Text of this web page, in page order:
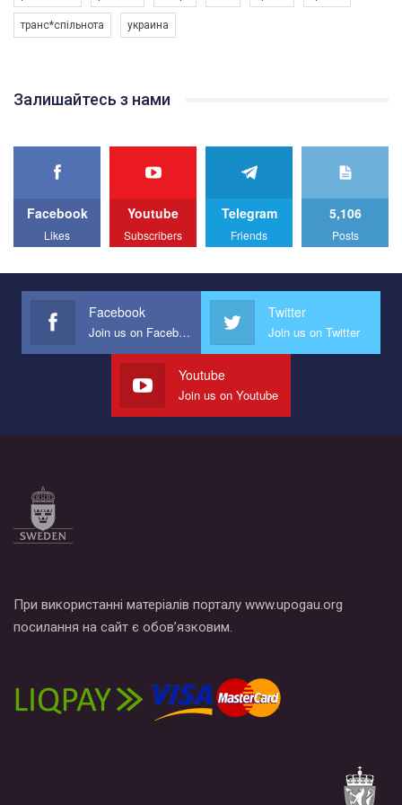
програму з боротьби з насильством проти ЛГБТ в Україні.
Якщо ти хочеш підтримати нас - просто натисни "лайк" під
best video, representing programme for the development of
We appeal to your support and ask to help us implement our plan
All you have to do is to press "Like" below the video.
Эмоционально сильный ролик от команды "Гей-альянс
представляющий программу развития организации.
Мы просим вас поддержать нас и помочь нам реализовать
наш план по борьбе с насилием и дискриминацией на почве
СОГИ в Украине.
Все, что вам нужно сделать - это зайти на наш канал YouTube
по этой ссылке и поставить лайк под видео.
транс*спільнота украина
Залишайтесь з нами
Facebook
Likes
Youtube
Subscribers
Telegram
Friends
5,106
Posts
Facebook
Join us on Facebook
Twitter
Join us on Twitter
Youtube
Join us on Youtube
При використанні матеріалів порталу www.upogau.org
посилання на сайт є обов’язковим.